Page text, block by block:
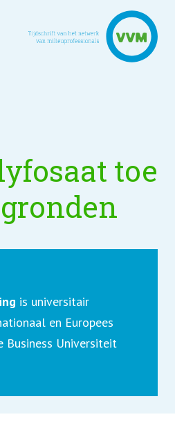
toe
is universitair
en Europees
Business Universiteit